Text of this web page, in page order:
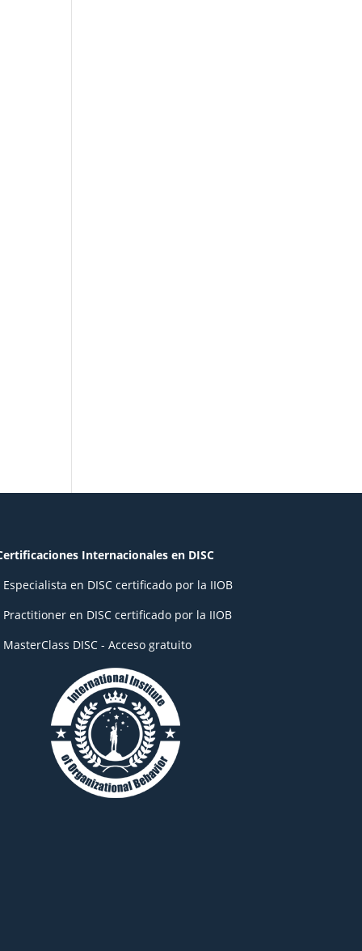
Internacionales en DISC
Especialista en DISC certificado por la IIOB
Practitioner en DISC certificado por la IIOB
MasterClass DISC - Acceso gratuito